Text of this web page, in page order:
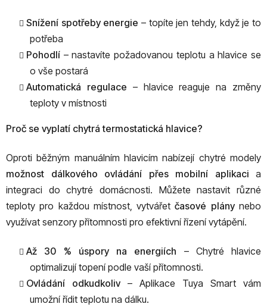
Snížení spotřeby energie – topíte jen tehdy, když je to
potřeba
Pohodlí – nastavíte požadovanou teplotu a hlavice se
o vše postará
Automatická regulace – hlavice reaguje na změny
teploty v místnosti
Proč se vyplatí chytrá termostatická hlavice?
Oproti běžným manuálním hlavicím nabízejí chytré modely
možnost dálkového ovládání přes mobilní aplikaci a
integraci do chytré domácnosti. Můžete nastavit různé
teploty pro každou místnost, vytvářetčasové plánynebo
využívat senzory přítomnosti pro efektivní řízení vytápění.
Až 30 % úspory na energiích – Chytré hlavice
optimalizují topení podle vaší přítomnosti.
Ovládání odkudkoliv – Aplikace Tuya Smart vám
umožní řídit teplotu na dálku.